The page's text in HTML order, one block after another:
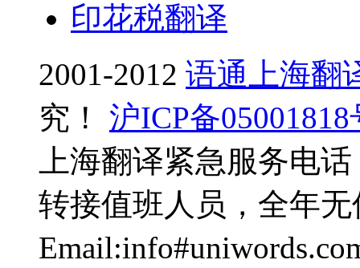
印花税翻译
2001-2012 语通上海翻
究！
沪ICP备05001818
上海翻译紧急服务电
转接值班人员，全年无